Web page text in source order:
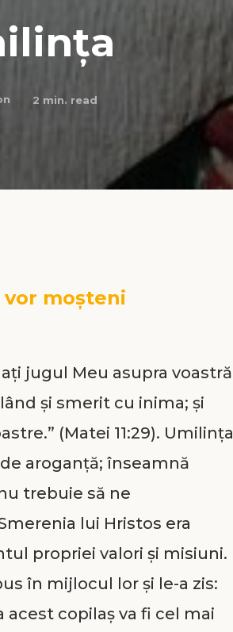
2 min. read
vor moşteni
jugul Meu asupra voastră
şi smerit cu inima; şi
(Matei 11:29). Umilința
aroganță; înseamnă
trebuie să ne
lui Hristos era
propriei valori și misiuni.
în mijlocul lor şi le-a zis:
acest copilaş va fi cel mai